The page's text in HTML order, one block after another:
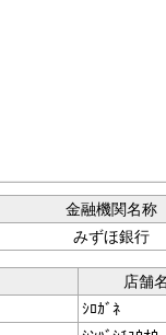
金融機関名称
みずほ銀行
店舗
ｼﾛｶﾞﾈ